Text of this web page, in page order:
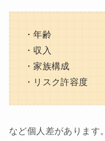
・年齢
・収入
・家族構成
・リスク許容度
など個人差があります。